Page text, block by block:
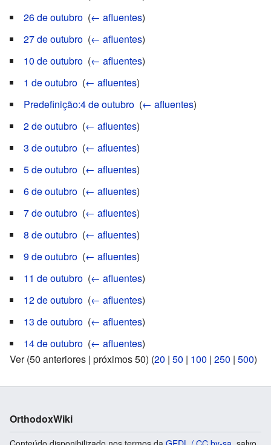
26 de outubro (← afluentes)
27 de outubro (← afluentes)
10 de outubro (← afluentes)
1 de outubro (← afluentes)
Predefinição:4 de outubro (← afluentes)
2 de outubro (← afluentes)
3 de outubro (← afluentes)
5 de outubro (← afluentes)
6 de outubro (← afluentes)
7 de outubro (← afluentes)
8 de outubro (← afluentes)
9 de outubro (← afluentes)
11 de outubro (← afluentes)
12 de outubro (← afluentes)
13 de outubro (← afluentes)
14 de outubro (← afluentes)
Ver (50 anteriores | próximos 50) (20 | 50 | 100 | 250 | 500)
OrthodoxWiki